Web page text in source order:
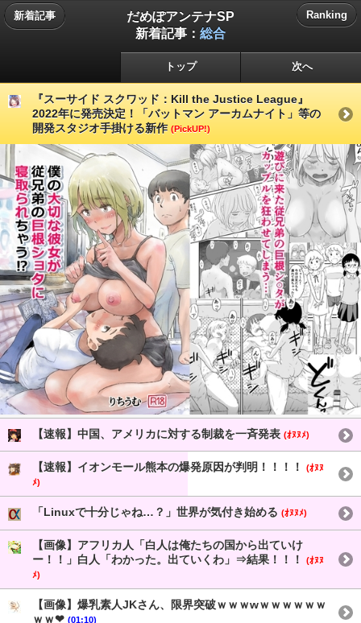
新着記事
だめぽアンテナSP
新着記事： 総合
Ranking
トップ 次へ
『スーサイド スクワッド：Kill the Justice League』
2022年に発売決定！「バットマン アーカムナイト」等の
開発スタジオ手掛ける新作 (PickUP!)
【速報】中国、アメリカに対する制裁を一斉発表 (ｵﾇﾇﾒ)
【速報】イオンモール熊本の爆発原因が判明！！！！
(ｵﾇﾇ
ﾒ)
「Linuxで十分じゃね…？」世界が気付き始める (ｵﾇﾇﾒ)
【画像】アフリカ人「白人は俺たちの国から出ていけ
ー！！」白人「わかった。出ていくわ」⇒結果！！！
(ｵﾇﾇ
ﾒ)
【画像】爆乳素人JKさん、限界突破ｗｗｗwｗｗｗｗｗｗ
ｗｗ❤ (01:10)